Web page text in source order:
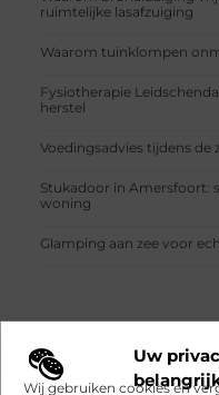
Uw
Wij gebruiken cookies en
ruimtelijke lasafzuiging
Waarom tuinklompen
Fysiotherapie
herstel
Voedingsadvies tijdens
Stukadoor in Amersfoort:
woning
Glamping aan zee voor
VORIGE